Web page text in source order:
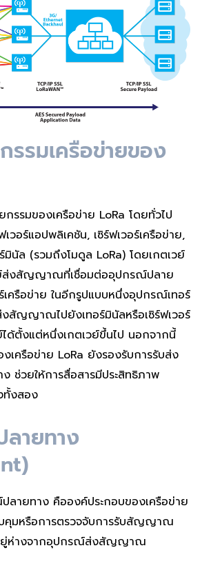
รรมเครือข่ายของ
ของเครือข่าย LoRa โดยทั่วไป
วอร์แอปพลิเคชัน, เซิร์ฟเวอร์เครือข่าย,
มินัล (รวมถึงโมดูล LoRa) โดยเกตเวย์
ย์ส่งสัญญาณที่เชื่อมต่ออุปกรณ์ปลาย
ร์เครือข่าย ในอีกรูปแบบหนึ่งอุปกรณ์เทอร์
สัญญาณไปยังเทอร์มินัลหรือเซิร์ฟเวอร์
ด้ตั้งแต่หนึ่งเกตเวย์ขึ้นไป นอกจากนี้
เครือข่าย LoRa ยังรองรับการรับส่ง
ช่วยให้การสื่อสารมีประสิทธิภาพ
ทั้งสอง
ายทาง
าง คือองค์ประกอบของเครือข่าย
คุมหรือการตรวจจับการรับสัญญาณ
ยู่ห่างจากอุปกรณ์ส่งสัญญาณ